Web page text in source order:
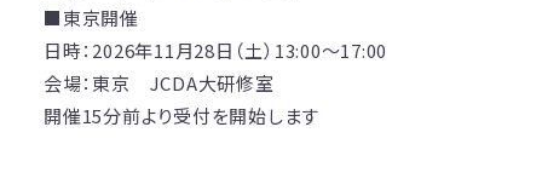
■東京開催
日時：2026年11月28日（土）13:00～17:00
会場：東京 JCDA大研修室
開催15分前より受付を開始します